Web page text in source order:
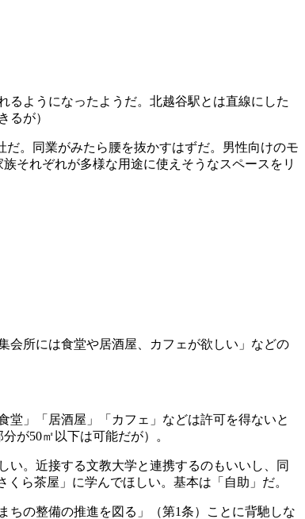
ようになったようだ。北越谷駅とは直線にした
るが）
。同業がみたら腰を抜かすはずだ。男性向けのモ
それぞれが多様な用途に使えそうなスペースをリ
会所には食堂や居酒屋、カフェが欲しい」などの
」「居酒屋」「カフェ」などは許可を得ないと
が50㎡以下は可能だが）。
。近接する文教大学と連携するのもいいし、同
ら茶屋」に学んでほしい。基本は「自助」だ。
の整備の推進を図る」（第1条）ことに背馳しな